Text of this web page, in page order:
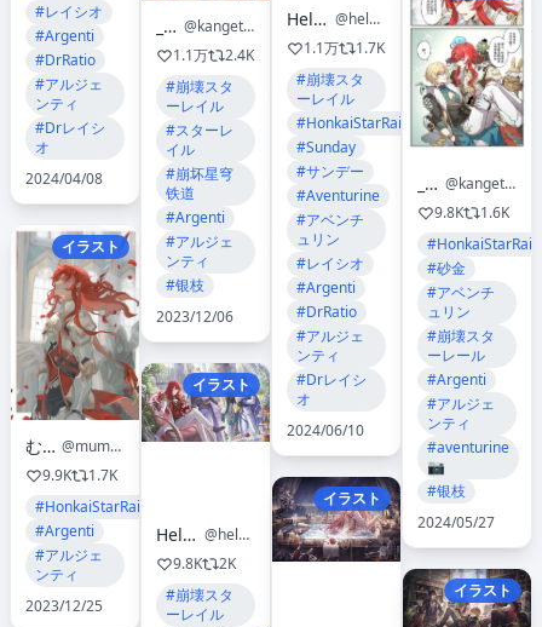
#レイシオ
#Argenti
#DrRatio
#アルジェ
ンティ
#Drレイシ
オ
2024/04/08
イラスト
むむ🥺
@mumu_vosp
9.9K
1.7K
#HonkaiStarRail
#Argenti
#アルジェ
ンティ
2023/12/25
_観月_
@kangetsu_yukimi
1.1万
2.4K
#崩壊スタ
ーレイル
#スターレ
イル
#崩坏星穹
铁道
#Argenti
#アルジェ
ンティ
#银枝
2023/12/06
イラスト
Helen Zhao
@helen_zzhao
9.8K
2K
#崩壊スタ
ーレイル
Helen Zhao
@helen_zzhao
1.1万
1.7K
#崩壊スタ
ーレイル
#HonkaiStarRail
#Sunday
#サンデー
#Aventurine
#アベンチ
ュリン
#レイシオ
#Argenti
#DrRatio
#アルジェ
ンティ
#Drレイシ
オ
2024/06/10
イラスト
_観月_
@kangetsu_yukimi
9.8K
1.6K
#HonkaiStarRail
#砂金
#アベンチ
ュリン
#崩壊スタ
ーレール
#Argenti
#アルジェ
ンティ
#aventurine
📷
#银枝
2024/05/27
イラスト